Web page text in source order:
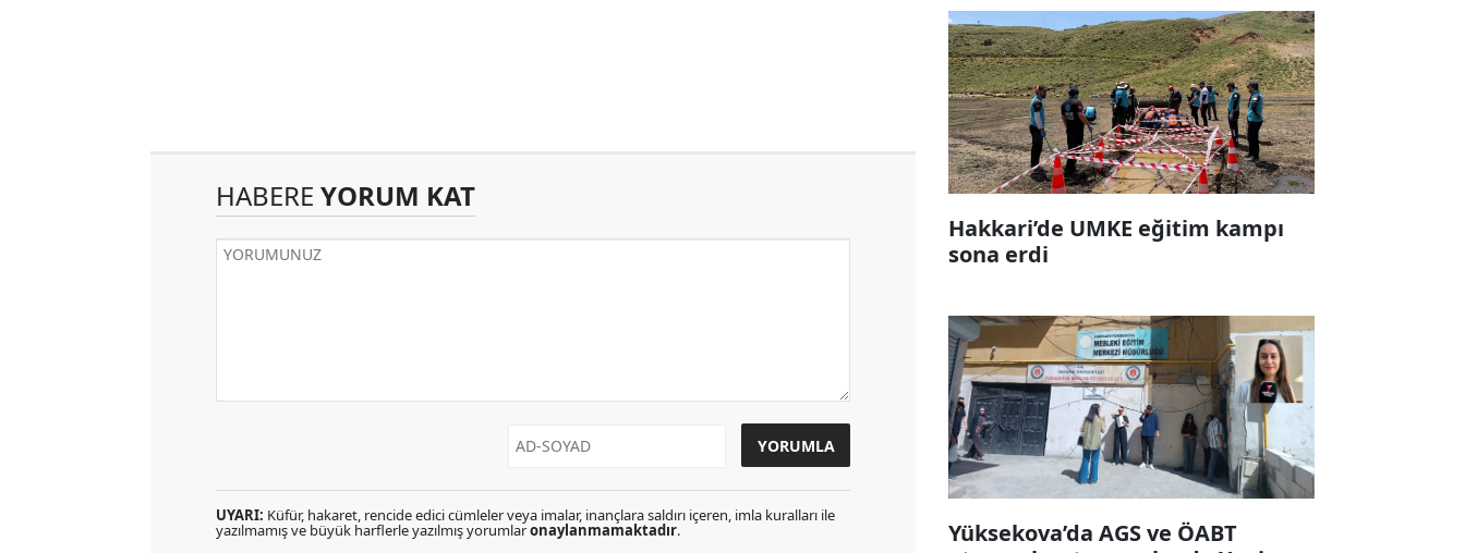
HABERE YORUM KAT
UYARI: Küfür, hakaret, rencide edici cümleler veya imalar, inançlara saldırı içeren, imla kuralları ile
yazılmamış ve büyük harflerle yazılmış yorumlaronaylanmamaktadır.
Hakkari’de UMKE eğitim kampı
sona erdi
Yüksekova’da AGS ve ÖABT